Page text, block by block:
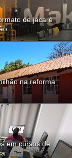
de jacaré
na reforma
em cursos de